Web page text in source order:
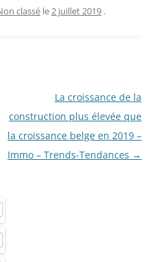
classé le2 juillet 2019 .
La croissance de la
construction plus élevée que
la croissance belge en 2019 –
Immo – Trends-Tendances →